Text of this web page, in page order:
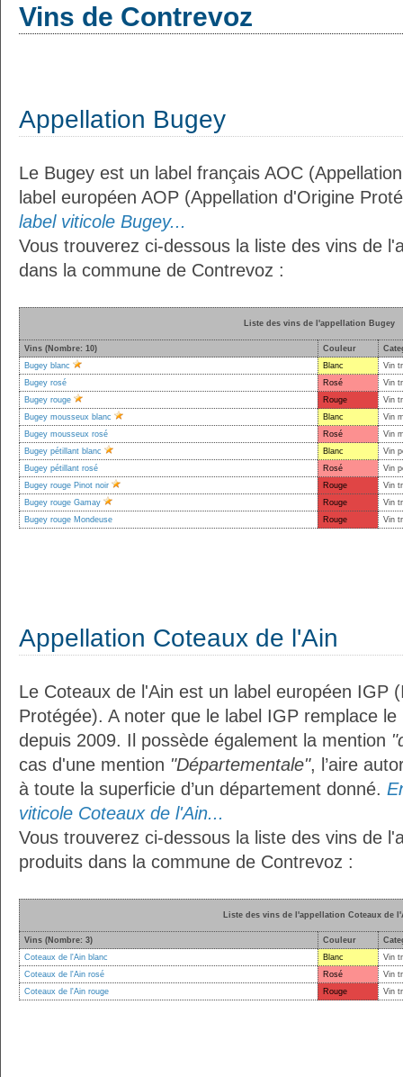
Vins de Contrevoz
Appellation Bugey
Le Bugey est un label français AOC
label européen AOP (Appellation d'Origine
label viticole Bugey...
Vous trouverez ci-dessous la liste des vins de
dans la commune de Contrevoz :
Liste des vins de l'appellation Bugey
Vins (Nombre: 10) Couleur
Bugey blanc
Blanc
Vin
Bugey rosé
Rosé
Vin
Bugey rouge
Rouge
Vin
Bugey mousseux blanc
Blanc
Vin
Bugey mousseux rosé
Rosé
Vin
Bugey pétillant blanc
Blanc
Vin
Bugey pétillant rosé
Rosé
Vin
Bugey rouge Pinot noir
Rouge
Vin
Bugey rouge Gamay
Rouge
Vin
Bugey rouge Mondeuse
Rouge Vin
Appellation Coteaux de l'Ain
Le Coteaux de l'Ain est un label européen IGP
Protégée). A noter que le label IGP remplace
depuis 2009. Il possède également la mention
cas d'une mention "Départementale", l’aire
à toute la superficie d’un département donné.
viticole Coteaux de l'Ain...
Vous trouverez ci-dessous la liste des vins de
produits dans la commune de Contrevoz :
Liste des vins de l'appellation Coteaux de
Vins (Nombre: 3) Couleur
Coteaux de l'Ain blanc
Blanc
Vin
Coteaux de l'Ain rosé
Rosé
Vin
Coteaux de l'Ain rouge
Rouge Vin